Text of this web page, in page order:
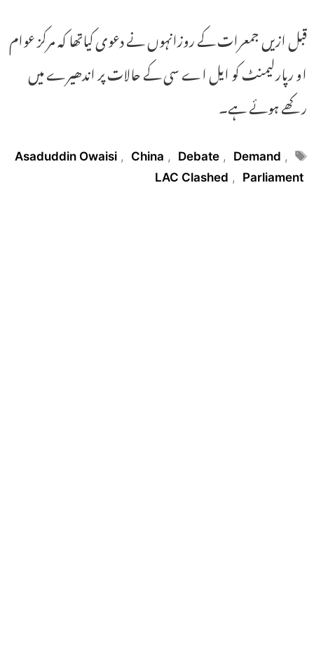
قبل ازیں جمعرات کے روزانہوں نے دعوی کیاتھا کہ مرکز عوام
او رپارلیمنٹ کو ایل اے سی کے حالات پر اندھیرے میں
رکھے ہوئے ہے۔
Tags
Asaduddin Owaisi , China , Debate , Demand ,
LAC Clashed , Parliament